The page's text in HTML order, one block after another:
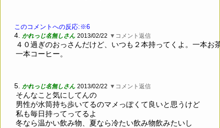
このコメントへの反応:※6
4. かれっじ名無しさん 2013/02/22 ▼コメント返信
４０過ぎのおっさんだけど、いつも２本持ってくよ。一本お
一本コーヒー。
5. かれっじ名無しさん 2013/02/22 ▼コメント返信
そんなこと気にしてんの
男性が水筒持ち歩いてるのマメっぽくて良いと思うけど
私も毎日持ってってるよ
冬なら温かい飲み物、夏なら冷たい飲み物飲みたいし